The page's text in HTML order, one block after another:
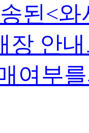
된<
장 안
여부